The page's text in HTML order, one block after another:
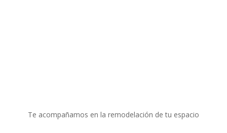
Te acompañamos en la remodelación de tu espacio